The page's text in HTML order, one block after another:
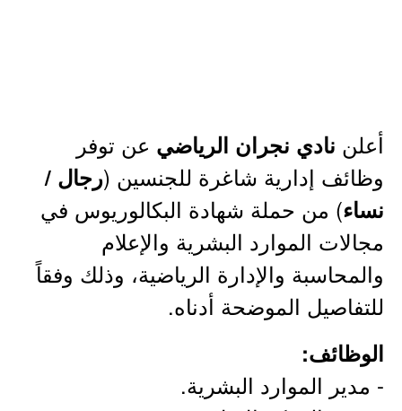
أعلن نادي نجران الرياضي عن توفر
وظائف إدارية شاغرة للجنسين (رجال /
نساء) من حملة شهادة البكالوريوس في
مجالات الموارد البشرية والإعلام
والمحاسبة والإدارة الرياضية، وذلك وفقاً
للتفاصيل الموضحة أدناه.
الوظائف:
- مدير الموارد البشرية.